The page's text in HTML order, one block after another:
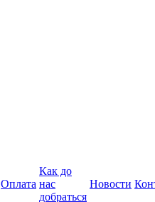
Оплата
Как до
нас
добраться
Новости